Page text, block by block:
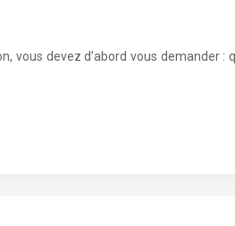
devez d’abord vous demander